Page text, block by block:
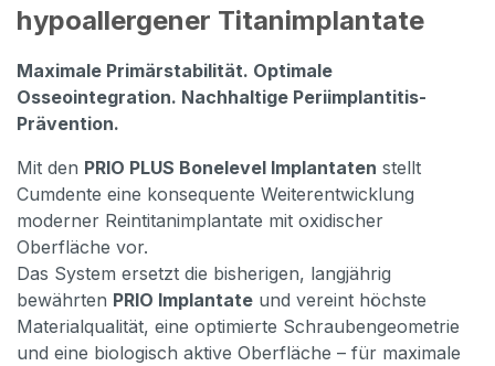
hypoallergener Titanimplantate
Maximale Primärstabilität. Optimale
Osseointegration. Nachhaltige Periimplantitis-
Prävention.
Mit den PRIO PLUS Bonelevel Implantaten stellt
Cumdente eine konsequente Weiterentwicklung
moderner Reintitanimplantate mit oxidischer
Oberfläche vor.
Das System ersetzt die bisherigen, langjährig
bewährten PRIO Implantate und vereint höchste
Materialqualität, eine optimierte Schraubengeometrie
und eine biologisch aktive Oberfläche – für maximale